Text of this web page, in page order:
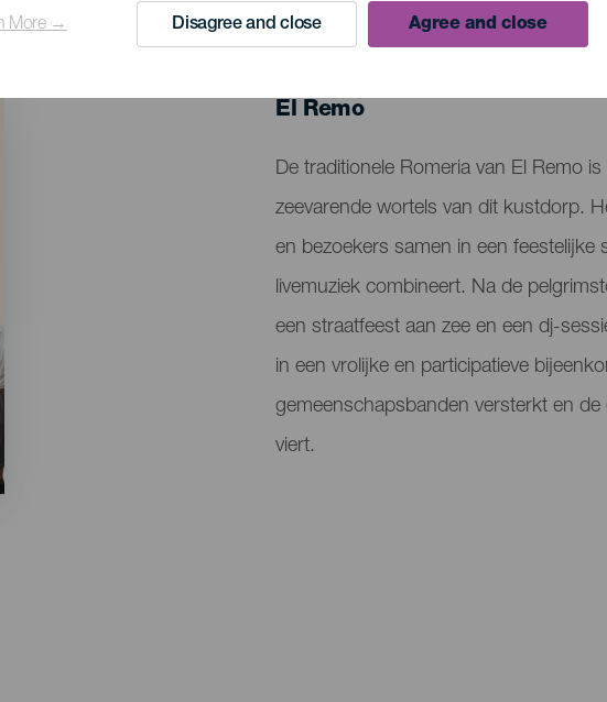
More → Disagree and close Agree and close
EVENEMENT UIT HET VERLEDEN
Localidad
El Remo
Descripción
del
evento
De traditionele Romeria van El Remo
zeevarende wortels van dit kustdorp.
en bezoekers samen in een feestelijke
livemuziek combineert. Na de
een straatfeest aan zee en een dj-
in een vrolijke en participatieve
gemeenschapsbanden versterkt en
viert.